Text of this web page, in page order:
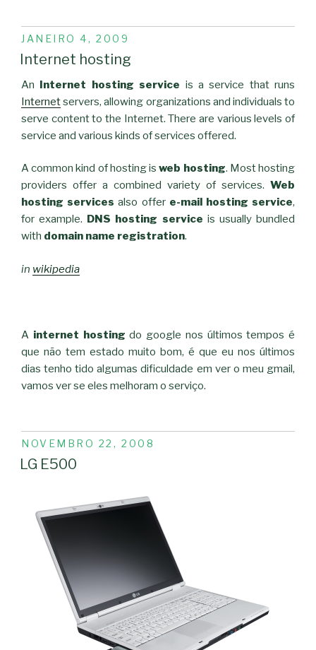
PUBLICADO
EM
JANEIRO 4, 2009
Internet hosting
An Internet hosting service is a service that runs
Internetservers, allowing organizations and individuals to
serve content to the Internet. There are various levels of
service and various kinds of services offered.
A common kind of hosting isweb hosting. Most hosting
providers offer a combined variety of services. Web
hosting services also offer e-mail hosting service,
for example. DNS hosting service is usually bundled
with domain name registration.
in wikipedia
A internet hosting do google nos últimos tempos é
que não tem estado muito bom, é que eu nos últimos
dias tenho tido algumas dificuldade em ver o meu gmail,
vamos ver se eles melhoram o serviço.
PUBLICADO
EM
NOVEMBRO 22, 2008
LG E500